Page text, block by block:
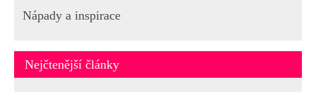
Nápady a inspirace
Nejčtenější články